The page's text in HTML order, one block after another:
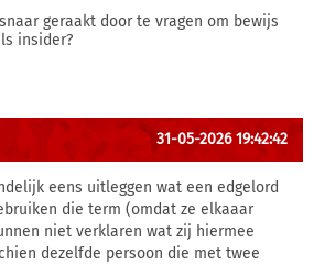
geraakt door te vragen om bewijs
insider?
31-05-2026 19:42:42
eens uitleggen wat een edgelord
die term (omdat ze elkaaar
niet verklaren wat zij hiermee
dezelfde persoon die met twee